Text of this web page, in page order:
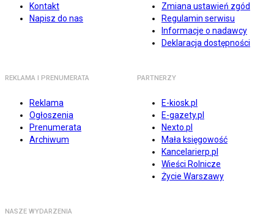
Kontakt
Napisz do nas
Zmiana ustawień zgód
Regulamin serwisu
Informacje o nadawcy
Deklaracja dostępności
REKLAMA I PRENUMERATA
Reklama
Ogłoszenia
Prenumerata
Archiwum
PARTNERZY
E-kiosk.pl
E-gazety.pl
Nexto.pl
Mała księgowość
Kancelarierp.pl
Wieści Rolnicze
Życie Warszawy
NASZE WYDARZENIA